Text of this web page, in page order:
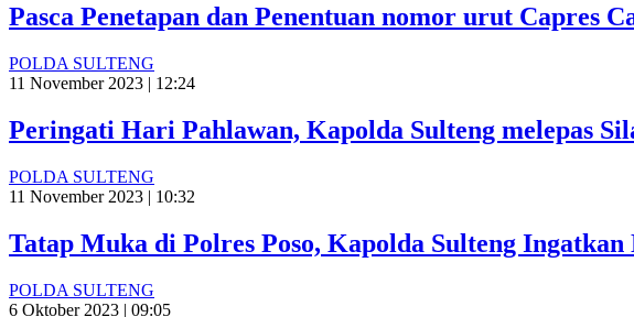
Pasca Penetapan dan Penentuan nomor urut Capres
POLDA SULTENG
11 November 2023 | 12:24
Peringati Hari Pahlawan, Kapolda Sulteng melepas
POLDA SULTENG
11 November 2023 | 10:32
Tatap Muka di Polres Poso, Kapolda Sulteng
POLDA SULTENG
6 Oktober 2023 | 09:05